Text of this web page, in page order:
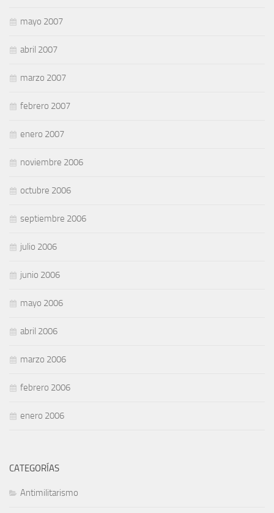
mayo 2007
abril 2007
marzo 2007
febrero 2007
enero 2007
noviembre 2006
octubre 2006
septiembre 2006
julio 2006
junio 2006
mayo 2006
abril 2006
marzo 2006
febrero 2006
enero 2006
CATEGORÍAS
Antimilitarismo